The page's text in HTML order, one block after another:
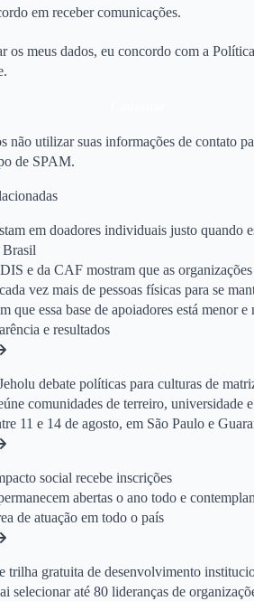
em receber comunicações.
os meus dados, eu concordo com a
não utilizar suas informações de contato
de SPAM.
em doadores individuais justo quando
Brasil
e da CAF mostram que as
vez mais de pessoas físicas para se
que essa base de apoiadores está menor e
e resultados
debate políticas para culturas de
comunidades de terreiro, universidade
11 e 14 de agosto, em São Paulo e
social recebe inscrições
abertas o ano todo e
de atuação em todo o país
trilha gratuita de desenvolvimento
selecionar até 80 lideranças de